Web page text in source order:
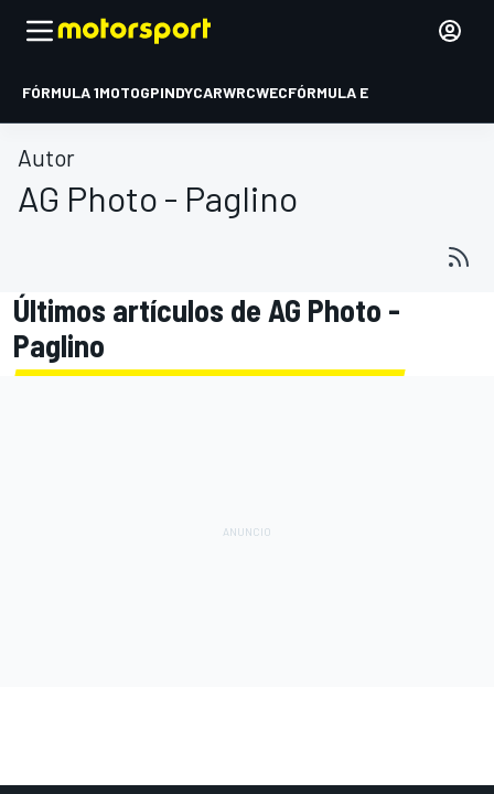
FÓRMULA 1MOTOGPINDYCARWRCWECFÓRMULA E
Autor
AG Photo - Paglino
Últimos artículos de AG Photo -
Paglino